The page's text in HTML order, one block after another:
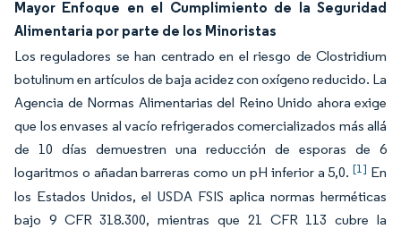
Mayor Enfoque en el Cumplimiento de la Seguridad
Alimentaria por parte de los Minoristas
Los reguladores se han centrado en el riesgo de Clostridium
botulinum en artículos de baja acidez con oxígeno reducido. La
Agencia de Normas Alimentarias del Reino Unido ahora exige
que los envases al vacío refrigerados comercializados más allá
de 10 días demuestren una reducción de esporas de 6
logaritmos o añadan barreras como un pH inferior a 5,0.[1] En
los Estados Unidos, el USDA FSIS aplica normas herméticas
bajo 9 CFR 318.300, mientras que 21 CFR 113 cubre la